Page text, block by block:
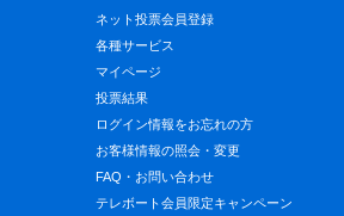
ネット投票会員登録
各種サービス
マイページ
投票結果
ログイン情報をお忘れの方
お客様情報の照会・変更
FAQ・お問い合わせ
テレボート会員限定キャンペーン